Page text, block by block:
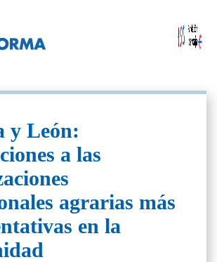
y León:
a las
agrarias más
en la